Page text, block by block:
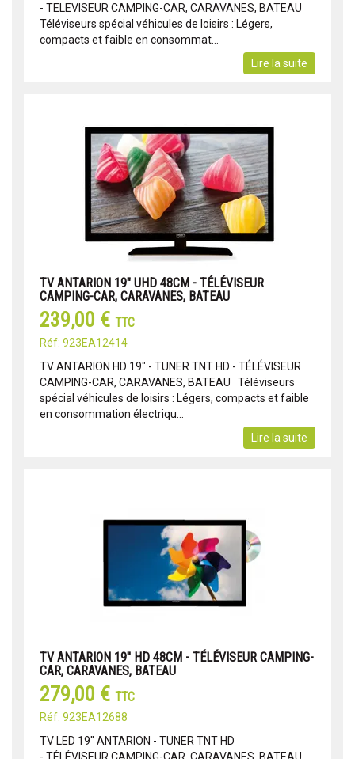
- TELEVISEUR CAMPING-CAR, CARAVANES, BATEAU
Téléviseurs spécial véhicules de loisirs : Légers,
compacts et faible en consommat...
Lire la suite
TV ANTARION 19" UHD 48CM - TÉLÉVISEUR
CAMPING-CAR, CARAVANES, BATEAU
239,00 € TTC
Réf: 923EA12414
TV ANTARION HD 19" - TUNER TNT HD - TÉLÉVISEUR
CAMPING-CAR, CARAVANES, BATEAU Téléviseurs
spécial véhicules de loisirs : Légers, compacts et faible
en consommation électriqu...
Lire la suite
TV ANTARION 19'' HD 48CM - TÉLÉVISEUR CAMPING-
CAR, CARAVANES, BATEAU
279,00 € TTC
Réf: 923EA12688
TV LED 19'' ANTARION - TUNER TNT HD